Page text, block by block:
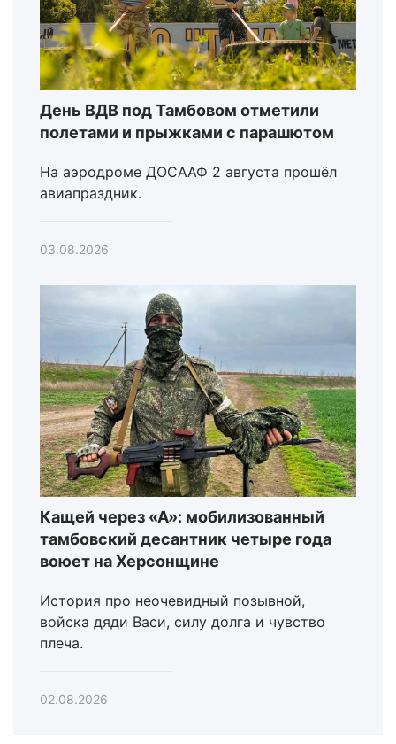
День ВДВ под Тамбовом отметили
полетами и прыжками с парашютом
На аэродроме ДОСААФ 2 августа прошёл
авиапраздник.
03.08.2026
Кащей через «А»: мобилизованный
тамбовский десантник четыре года
воюет на Херсонщине
История про неочевидный позывной,
войска дяди Васи, силу долга и чувство
плеча.
02.08.2026